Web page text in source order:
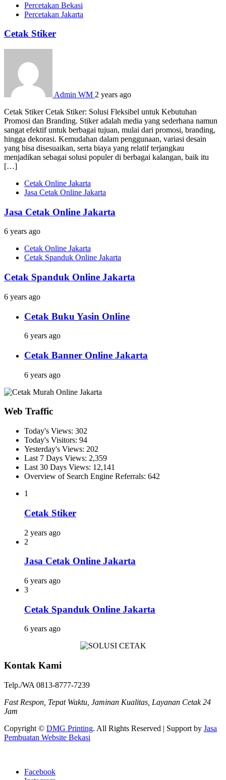
Percetakan Bekasi
Percetakan Jakarta
Cetak Stiker
Admin WM 2 years ago
Cetak Stiker Cetak Stiker: Solusi Fleksibel untuk Kebutuhan
Promosi dan Branding. Stiker adalah media yang sederhana namun
sangat efektif untuk berbagai tujuan, mulai dari promosi, branding,
hingga dekorasi. Kemudahan dalam penggunaan, variasi desain
yang bisa disesuaikan, serta biaya yang relatif terjangkau
menjadikan sebagai solusi populer di berbagai kalangan, baik itu
[…]
Cetak Online Jakarta
Jasa Cetak Online Jakarta
Jasa Cetak Online Jakarta
6 years ago
Cetak Online Jakarta
Cetak Spanduk Online Jakarta
Cetak Spanduk Online Jakarta
6 years ago
Cetak Buku Yasin Online
6 years ago
Cetak Banner Online Jakarta
6 years ago
Web Traffic
Today's Views: 302
Today's Visitors: 94
Yesterday's Views: 202
Last 7 Days Views: 2,359
Last 30 Days Views: 12,141
Overview of Search Engine Referrals: 642
1
Cetak Stiker
2 years ago
2
Jasa Cetak Online Jakarta
6 years ago
3
Cetak Spanduk Online Jakarta
6 years ago
Kontak Kami
Telp./WA 0813-8777-7239
Fast Respon, Tepat Waktu, Jaminan Kualitas, Layanan Cetak 24
Jam
Copyright © DMG Printing. All Rights Reserved | Support by Jasa
Pembuatan Website Bekasi
Facebook